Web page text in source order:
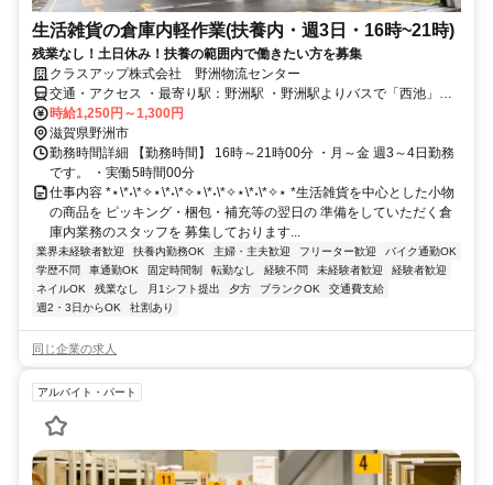
生活雑貨の倉庫内軽作業(扶養内・週3日・16時~21時)
残業なし！土日休み！扶養の範囲内で働きたい方を募集
クラスアップ株式会社 野洲物流センター
交通・アクセス ・最寄り駅：野洲駅 ・野洲駅よりバスで「西池」に
て下車。徒歩2～3分。
時給1,250円～1,300円
滋賀県野洲市
勤務時間詳細 【勤務時間】 16時～21時00分 ・月～金 週3～4日勤務
です。 ・実働5時間00分
仕事内容 *⋆\*˖\*✧⋆\*˖\*✧⋆\*˖\*✧⋆\*˖\*✧⋆ *生活雑貨を中心とした小物
の商品を ピッキング・梱包・補充等の翌日の 準備をしていただく倉
庫内業務のスタッフを 募集しております...
業界未経験者歓迎 扶養内勤務OK 主婦・主夫歓迎 フリーター歓迎
バイク通勤OK
学歴不問
車通勤OK 固定時間制 転勤なし 経験不問 未経験者歓迎
経験者歓迎
ネイルOK
残業なし 月1シフト提出 夕方 ブランクOK
交通費支給
週2・3日からOK
社割あり
同じ企業の求人
アルバイト・パート